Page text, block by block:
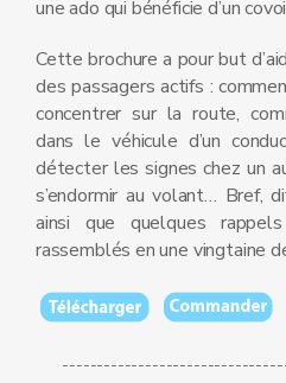
une ado qui bénéficie d’un
Cette brochure a pour but
des passagers actifs :
concentrer sur la route,
dans le véhicule d’un
détecter les signes chez un
s’endormir au volant… Bref,
ainsi que quelques
rassemblés en une vingtaine